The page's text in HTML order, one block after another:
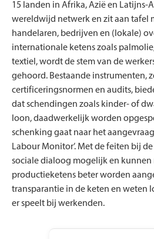
15 landen in Afrika, Azië en Latijns-
wereldwijd netwerk en zit aan tafel
handelaren, bedrijven en (lokale)
internationale ketens zoals
textiel, wordt de stem van de
gehoord. Bestaande instrumenten,
certificeringsnormen en audits,
dat schendingen zoals kinder- of
loon, daadwerkelijk worden
schenking gaat naar het
Labour Monitor’. Met de feiten bij
sociale dialoog mogelijk en kunnen
productieketens beter worden
transparantie in de keten en weten
er speelt bij werkenden.